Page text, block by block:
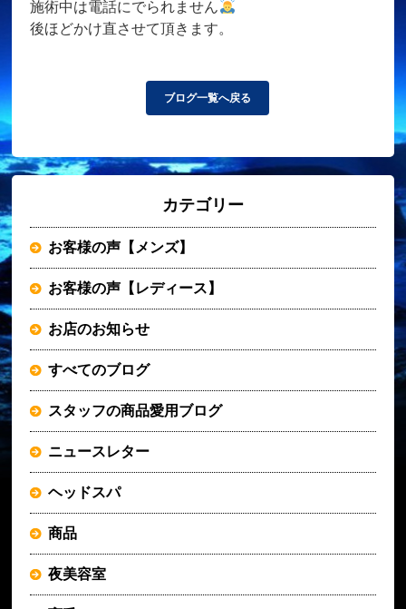
施術中は電話にでられません
後ほどかけ直させて頂きます。
ブログ一覧へ戻る
カテゴリー
お客様の声【メンズ】
お客様の声【レディース】
お店のお知らせ
すべてのブログ
スタッフの商品愛用ブログ
ニュースレター
ヘッドスパ
商品
夜美容室